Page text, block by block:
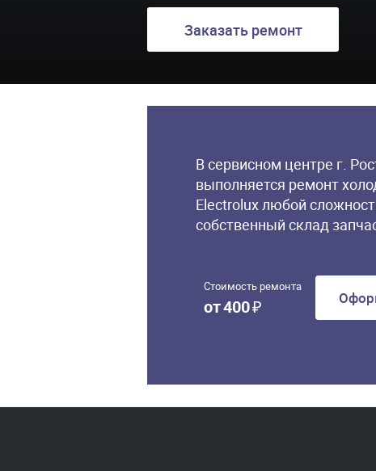
Заказать ремонт
В сервисном центре г.
выполняется ремонт
Electrolux любой
собственный склад
Стоимость ремонта
от400₽